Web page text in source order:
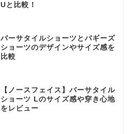
Uと比較！
バーサタイルショーツとバギーズ
ショーツのデザインやサイズ感を
比較
【ノースフェイス】バーサタイル
ショーツ Lのサイズ感や穿き心地
をレビュー